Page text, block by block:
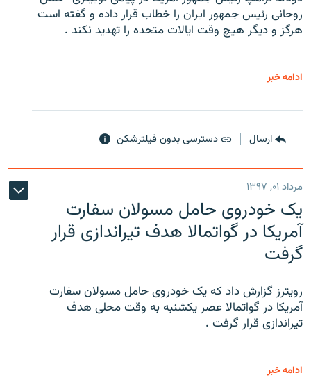
روحانی رئیس جمهور ایران را خطاب قرار داده و گفته است
هرگز و دیگر هیچ وقت ایالات متحده را تهدید نکند .
ادامه خبر
ارسال دسترسی بدون فیلترشکن
مرداد ۰۱, ۱۳۹۷
یک خودروی حامل مسولان سفارت
آمریکا در گواتمالا هدف تیراندازی قرار
گرفت
رویترز گزارش داد که یک خودروی حامل مسولان سفارت
آمریکا در گواتمالا عصر یکشنبه به وقت محلی هدف
تیراندازی قرار گرفت .
ادامه خبر